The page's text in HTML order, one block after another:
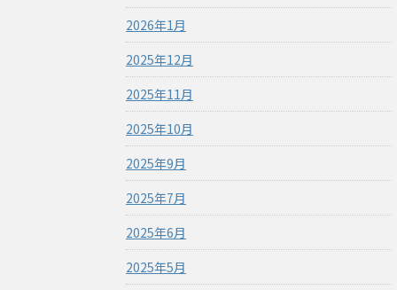
2026年1月
2025年12月
2025年11月
2025年10月
2025年9月
2025年7月
2025年6月
2025年5月